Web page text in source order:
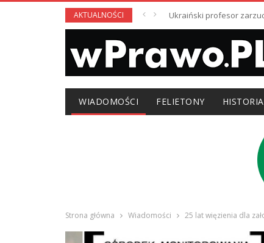
AKTUALNOŚCI Ukraiński profesor
WIADOMOŚCI FELIETONY HISTORIA
Strona główna Wiadomości 25 lat więzienia dla